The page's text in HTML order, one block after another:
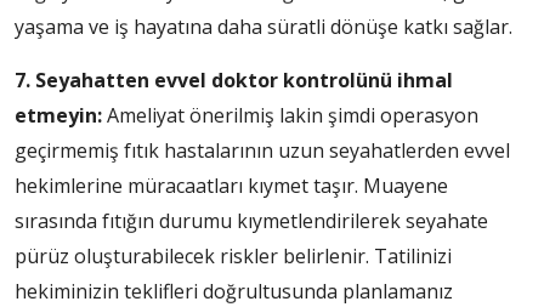
yaşama ve iş hayatına daha süratli dönüşe katkı sağlar.
7. Seyahatten evvel doktor kontrolünü ihmal
etmeyin:Ameliyat önerilmiş lakin şimdi operasyon
geçirmemiş fıtık hastalarının uzun seyahatlerden evvel
hekimlerine müracaatları kıymet taşır. Muayene
sırasında fıtığın durumu kıymetlendirilerek seyahate
pürüz oluşturabilecek riskler belirlenir. Tatilinizi
hekiminizin teklifleri doğrultusunda planlamanız